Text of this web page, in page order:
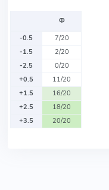
Ф
-0.5
7/20
-1.5
2/20
-2.5
0/20
+0.5
11/20
+1.5
16/20
+2.5
18/20
+3.5
20/20